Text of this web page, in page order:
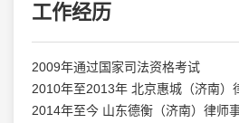
工作经历
2009年通过国家司法资格考试
2010年至2013年 北京惠城（济南）
2014年至今 山东德衡（济南）律师